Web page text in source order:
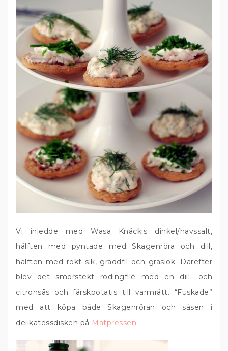
Vi inledde med Wasa Knäckis dinkel/havssalt,
hälften med pyntade med Skagenröra och dill,
hälften med rökt sik, gräddfil och gräslök. Därefter
blev det smörstekt rödingfilé med en dill- och
citronsås och färskpotatis till varmrätt. “Fuskade”
med att köpa både Skagenröran och såsen i
delikatessdisken på Matpressen.